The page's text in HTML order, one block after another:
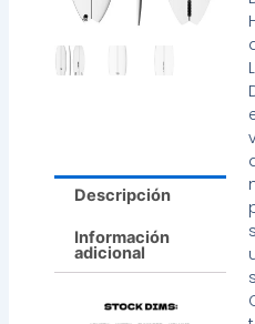
Descripción
Información
adicional